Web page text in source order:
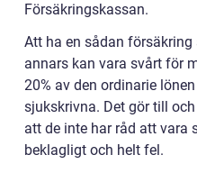
Försäkringskassan.
Att ha en sådan
annars kan vara svårt för
20% av den ordinarie
sjukskrivna. Det gör till
att de inte har råd att vara
beklagligt och helt fel.